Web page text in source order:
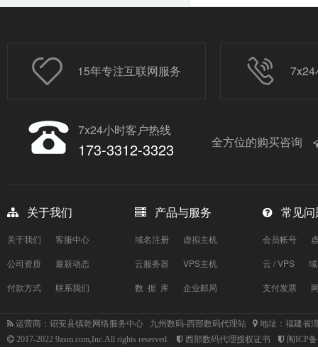
15年专注互联网服务
7x24小时客户热线
173-3312-3323 全方位的购买咨询
关于我们
关于我们
客服中心
公司资质
最新动态
付款方式
联系我们
产品与服务
域名注册
虚拟主机
云服务器
VPS主机
数 据 库
企业邮局
常见问
会员帐号
云 / VPS
支付发票
运营商：诏安县镇乾网络服务中心 九州数码-西部数码代理站
地址：福建省
2017-2022 9zsm.com,Inc.All rights reserved.
西部数码代理授权证书 闽ICP